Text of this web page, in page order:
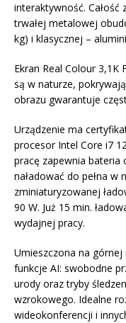
interaktywność. Całość
trwałej metalowej
kg) i klasycznej –
Ekran Real Colour
są w naturze,
obrazu gwarantuje
Urządzenie ma
procesor Intel Core i7
pracę zapewnia
naładować do pełna w
zminiaturyzowanej
90 W. Już 15 min.
wydajnej pracy.
Umieszczona na górnej
funkcje AI: swobodne
urody oraz tryby
wzrokowego. Idealne
wideokonferencji i